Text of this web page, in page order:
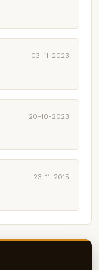
03-11-2023
20-10-2023
23-11-2015